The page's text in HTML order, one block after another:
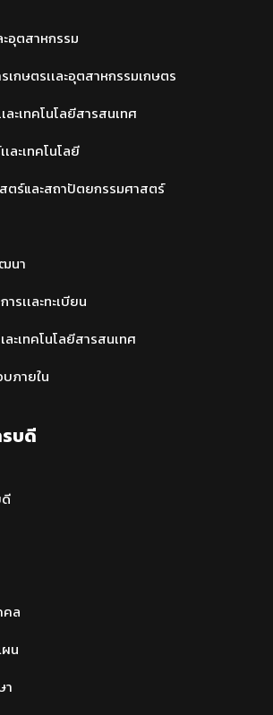
อุตสาหกรรม
เกษตรเเละอุตสาหกรรมเกษตร
ะเทคโนโลยีสารสนเทศ
ละเทคโนโลยี
ตร์และสถาปัตยกรรมศาสตร์
นา
รเเละทะเบียน
ะเทคโนโลยีสารสนเทศ
ภายใน
บดี
คล
ผน